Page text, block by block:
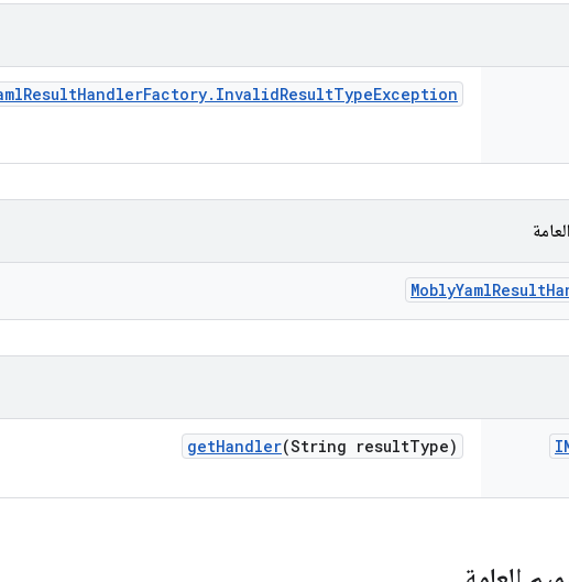
ResultHandlerFactory. InvalidResultTypeException
MoblyYamlResult
getHandler(String resultType)